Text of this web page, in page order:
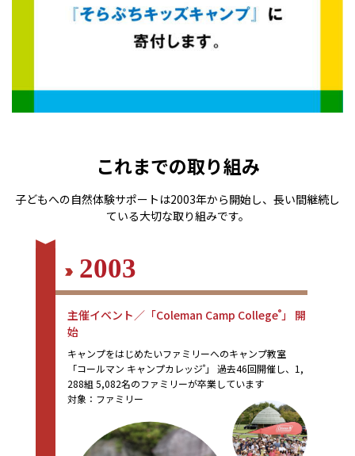
これまでの取り組み
子どもへの自然体験サポートは2003年から開始し、長い間継続し
ている大切な取り組みです。
2003
主催イベント／「Coleman Camp College® 」 開
始
キャンプをはじめたいファミリーへのキャンプ教室
「コールマン キャンプカレッジ® 」
過去46回開催し、1,
288組 5,082名のファミリーが卒業しています
対象：ファミリー